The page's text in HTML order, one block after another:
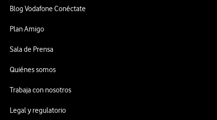
Blog Vodafone Conéctate
Plan Amigo
Sala de Prensa
Quiénes somos
Trabaja con nosotros
Legal y regulatorio